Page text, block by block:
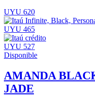
UYU 620
UYU 465
UYU 527
Disponible
AMANDA
JADE